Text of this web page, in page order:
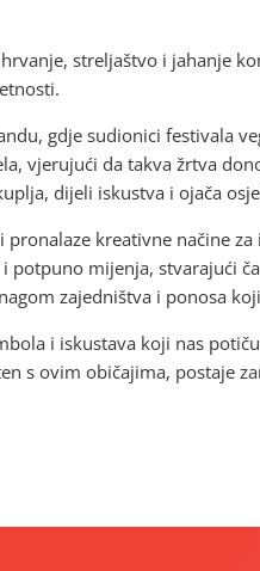
streljaštvo i jahanje
gdje sudionici festivala
vjerujući da takva žrtva
dijeli iskustva i ojača
kreativne načine
potpuno mijenja, stvarajući
zajedništva i ponosa
i iskustava koji nas
s ovim običajima, postaje